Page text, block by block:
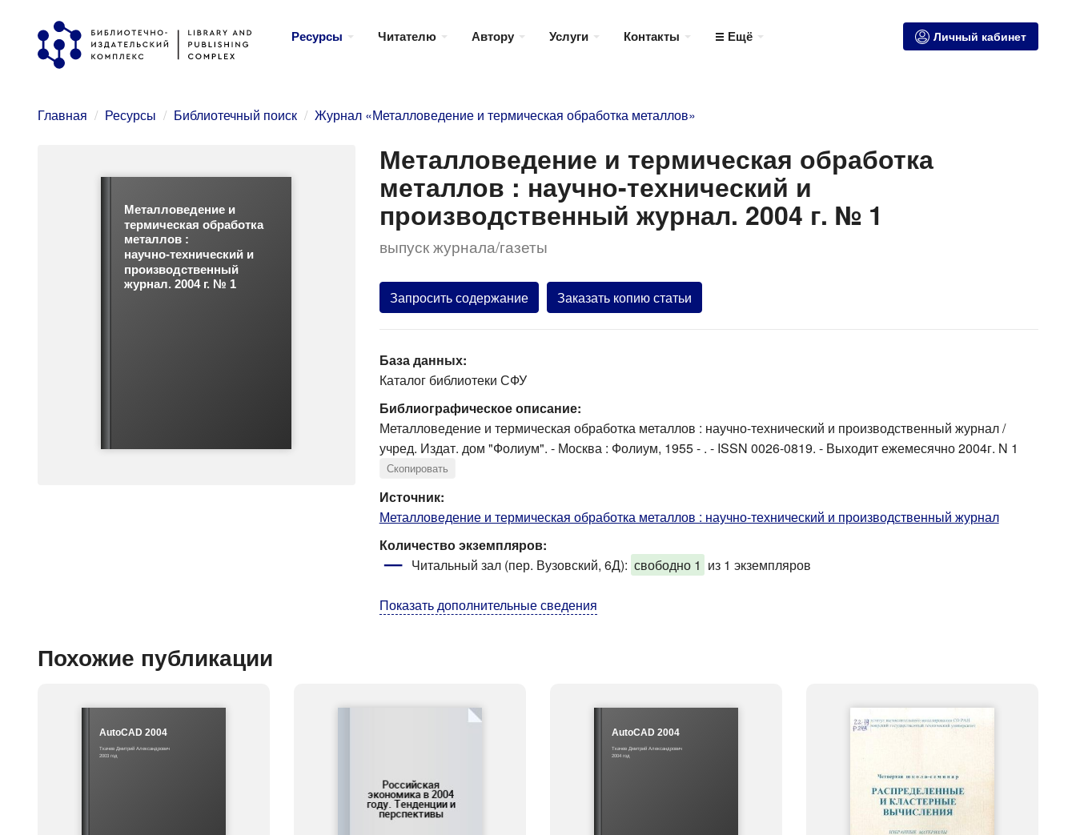
Перейти
основному
Ресурсы Читателю Автору Услуги Контакты Ещё Личный кабинет
Главная Ресурсы Библиотечный поиск Журнал «Металловедение и термическая обработка металлов»
Металловедение и
термическая обработка
металлов :
научно-технический и
производственный
журнал. 2004 г. № 1
Металловедение и термическая обработка
металлов : научно-технический и
производственный журнал. 2004 г. № 1
выпуск журнала/газеты
Запросить содержание Заказать копию статьи
База данных:
Каталог библиотеки СФУ
Библиографическое описание:
Металловедение и термическая обработка металлов : научно-технический и производственный журнал /
учред. Издат. дом "Фолиум". - Москва : Фолиум, 1955 - . - ISSN 0026-0819. - Выходит ежемесячно 2004г. N 1
Скопировать
Источник:
Металловедение и термическая обработка металлов : научно-технический и производственный журнал
Количество экземпляров:
Читальный зал (пер. Вузовский, 6Д): свободно 1 из 1 экземпляров
Показать дополнительные сведения
Похожие публикации
AutoCAD 2004
Ткачев Дмитрий Александрович
2003 год
AutoCAD 2004
Ткачев Дмитрий Александрович
2004 год